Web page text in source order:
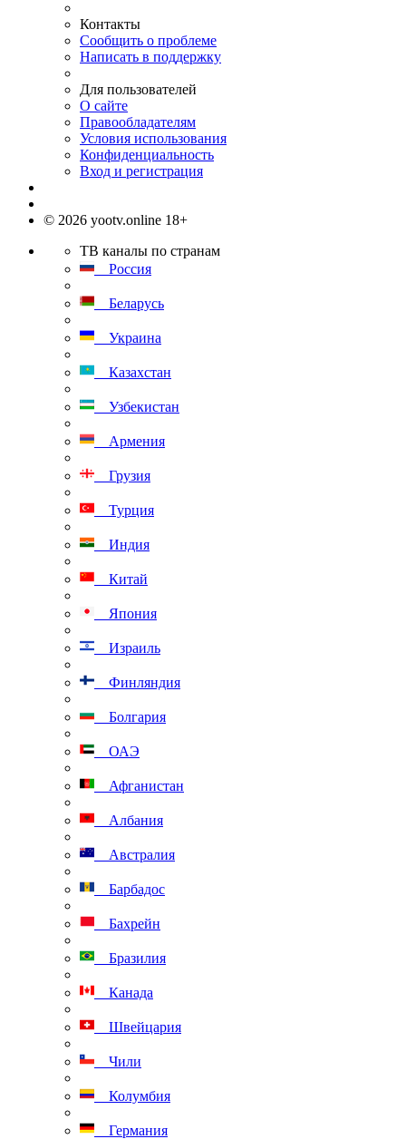
Контакты
Сообщить о проблеме
Написать в поддержку
Для пользователей
О сайте
Правообладателям
Условия использования
Конфиденциальность
Вход и регистрация
© 2026 yootv.online 18+
ТВ каналы по странам
Россия
Беларусь
Украина
Казахстан
Узбекистан
Армения
Грузия
Турция
Индия
Китай
Япония
Израиль
Финляндия
Болгария
ОАЭ
Афганистан
Албания
Австралия
Барбадос
Бахрейн
Бразилия
Канада
Швейцария
Чили
Колумбия
Германия